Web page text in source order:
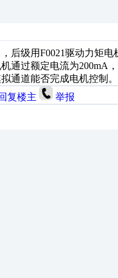
后级用F0021驱动力矩
通过额定电流为200mA
通道能否完成电机控制。
复楼主 举报